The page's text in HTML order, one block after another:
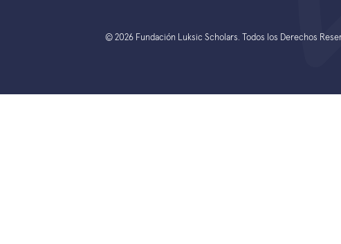
© 2026 Fundación Luksic Scholars. Todos los Derechos